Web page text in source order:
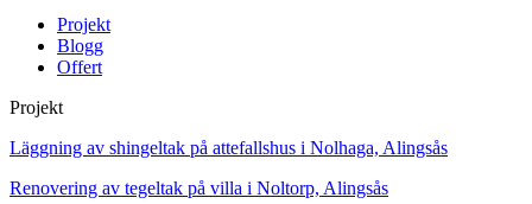
Projekt
Blogg
Offert
Projekt
Läggning av shingeltak på attefallshus i Nolhaga, Alingsås
Renovering av tegeltak på villa i Noltorp, Alingsås